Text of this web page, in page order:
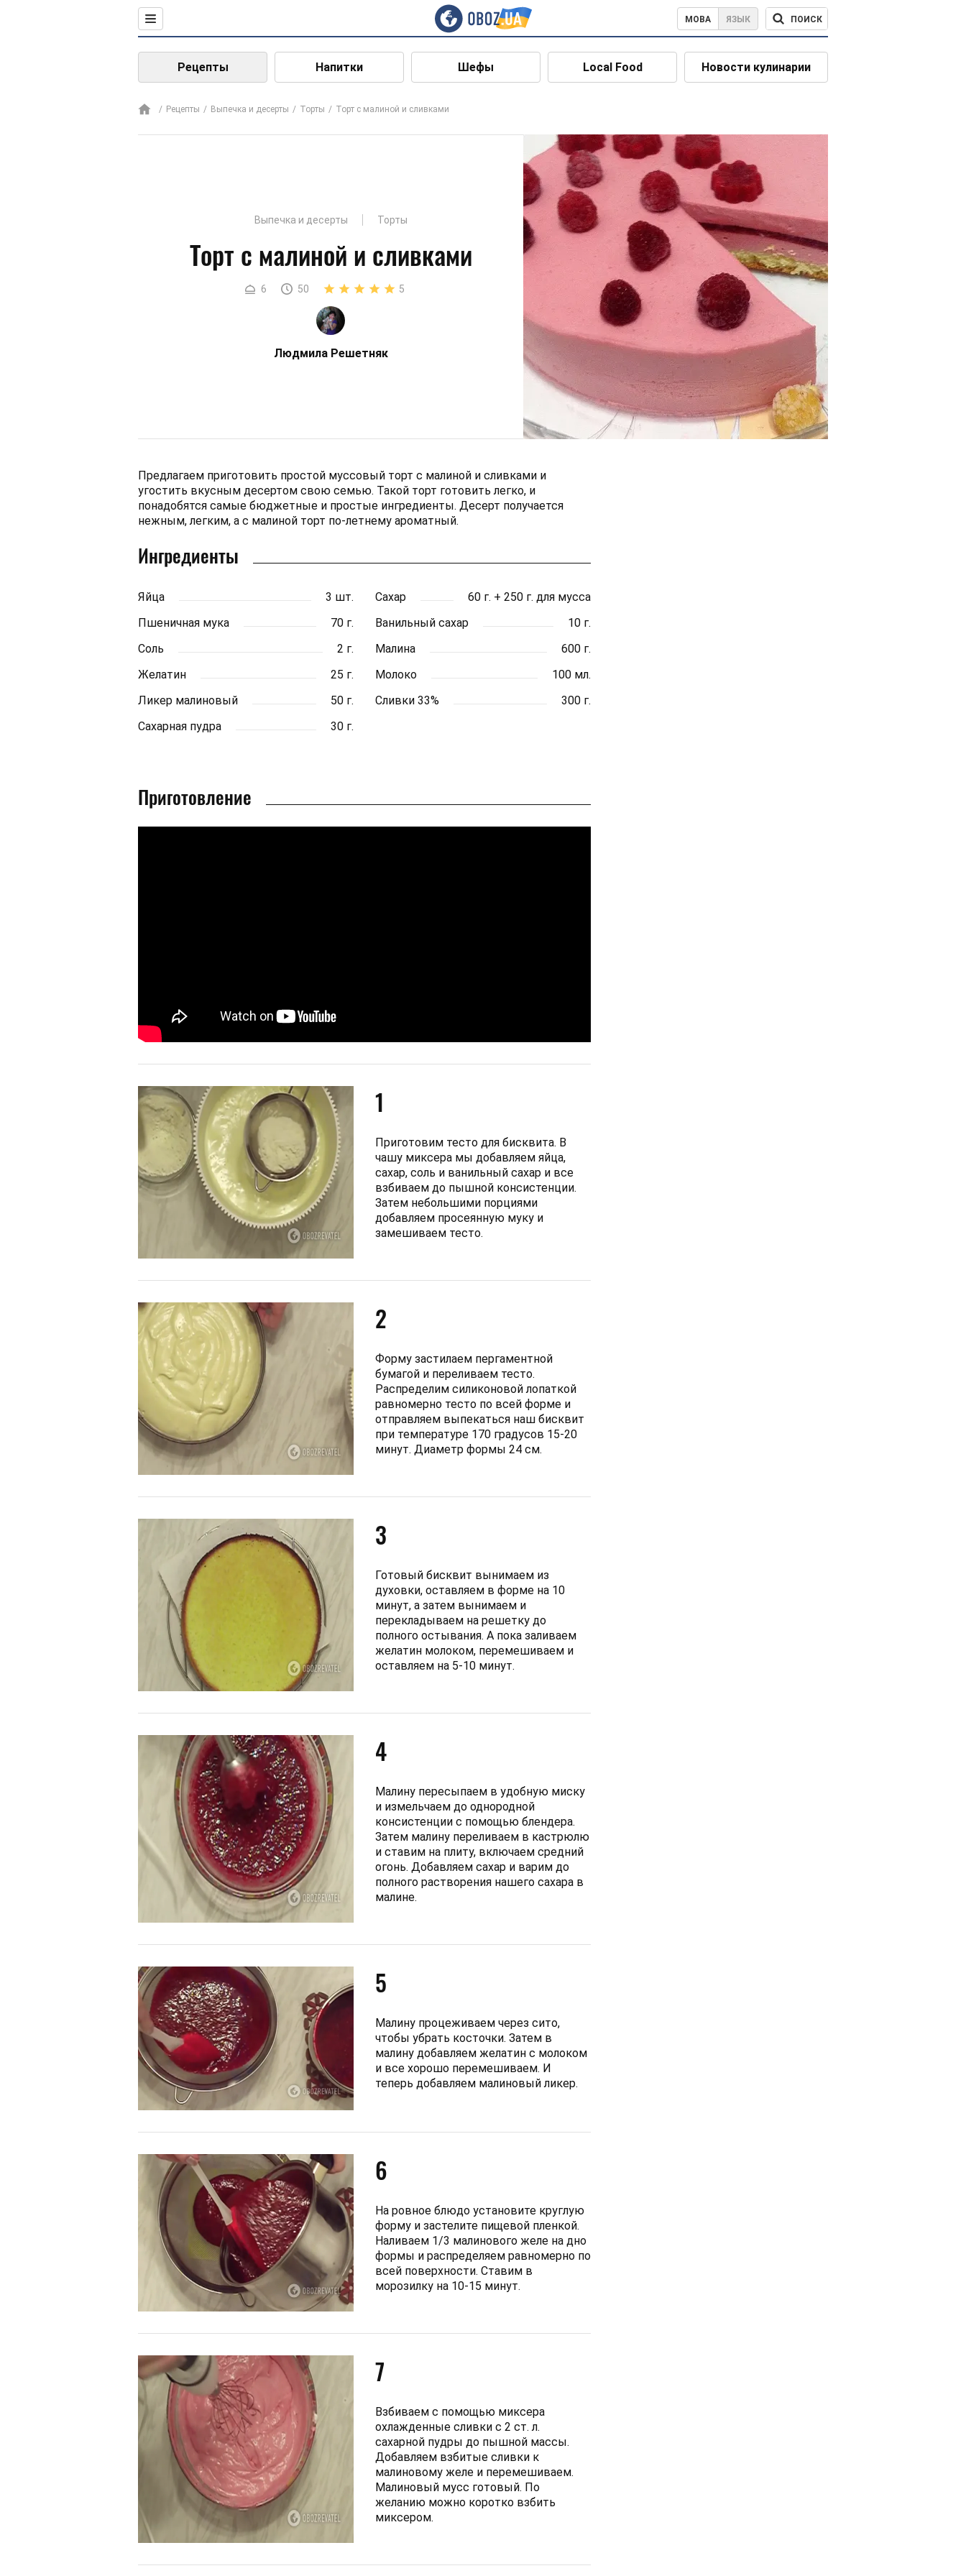
МОВА ЯЗЫК ПОИСК
Рецепты Напитки Шефы Local Food Новости кулинарии
Рецепты Выпечка и десерты Торты Торт с малиной и сливками
Выпечка и десерты Торты
Торт с малиной и сливками
6 50 5
Людмила Решетняк
Предлагаем приготовить простой муссовый торт с малиной и сливками и
угостить вкусным десертом свою семью. Такой торт готовить легко, и
понадобятся самые бюджетные и простые ингредиенты. Десерт получается
нежным, легким, а с малиной торт по-летнему ароматный.
Ингредиенты
Яйца 3 шт. Сахар
60 г. + 250 г. для мусса
Пшеничная мука
70 г. Ванильный сахар
10 г.
Соль
2 г. Малина
600 г.
Желатин
25 г. Молоко
100 мл.
Ликер малиновый
50 г. Сливки 33%
300 г.
Сахарная пудра
30 г.
Приготовление
1
Приготовим тесто для бисквита. В
чашу миксера мы добавляем яйца,
сахар, соль и ванильный сахар и все
взбиваем до пышной консистенции.
Затем небольшими порциями
добавляем просеянную муку и
замешиваем тесто.
2
Форму застилаем пергаментной
бумагой и переливаем тесто.
Распределим силиконовой лопаткой
равномерно тесто по всей форме и
отправляем выпекаться наш бисквит
при температуре 170 градусов 15-20
минут. Диаметр формы 24 см.
3
Готовый бисквит вынимаем из
духовки, оставляем в форме на 10
минут, а затем вынимаем и
перекладываем на решетку до
полного остывания. А пока заливаем
желатин молоком, перемешиваем и
оставляем на 5-10 минут.
4
Малину пересыпаем в удобную миску
и измельчаем до однородной
консистенции с помощью блендера.
Затем малину переливаем в кастрюлю
и ставим на плиту, включаем средний
огонь. Добавляем сахар и варим до
полного растворения нашего сахара в
малине.
5
Малину процеживаем через сито,
чтобы убрать косточки. Затем в
малину добавляем желатин с молоком
и все хорошо перемешиваем. И
теперь добавляем малиновый ликер.
6
На ровное блюдо установите круглую
форму и застелите пищевой пленкой.
Наливаем 1/3 малинового желе на дно
формы и распределяем равномерно по
всей поверхности. Ставим в
морозилку на 10-15 минут.
7
Взбиваем с помощью миксера
охлажденные сливки с 2 ст. л.
сахарной пудры до пышной массы.
Добавляем взбитые сливки к
малиновому желе и перемешиваем.
Малиновый мусс готовый. По
желанию можно коротко взбить
миксером.